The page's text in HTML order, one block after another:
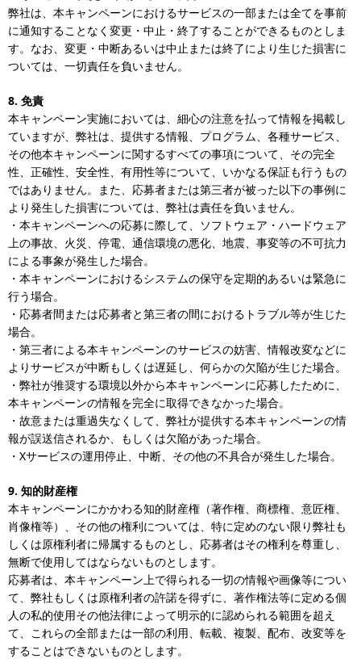
弊社は、本キャンペーンにおけるサービスの一部または全てを事前
に通知することなく変更・中止・終了することができるものとしま
す。なお、変更・中断あるいは中止または終了により生じた損害に
ついては、一切責任を負いません。
8. 免責
本キャンペーン実施においては、細心の注意を払って情報を掲載し
ていますが、弊社は、提供する情報、プログラム、各種サービス、
その他本キャンペーンに関するすべての事項について、その完全
性、正確性、安全性、有用性等について、いかなる保証も行うもの
ではありません。また、応募者または第三者が被った以下の事例に
より発生した損害については、弊社は責任を負いません。
・本キャンペーンへの応募に際して、ソフトウェア・ハードウェア
上の事故、火災、停電、通信環境の悪化、地震、事変等の不可抗力
による事象が発生した場合。
・本キャンペーンにおけるシステムの保守を定期的あるいは緊急に
行う場合。
・応募者間または応募者と第三者の間におけるトラブル等が生じた
場合。
・第三者による本キャンペーンのサービスの妨害、情報改変などに
よりサービスが中断もしくは遅延し、何らかの欠陥が生じた場合。
・弊社が推奨する環境以外から本キャンペーンに応募したために、
本キャンペーンの情報を完全に取得できなかった場合。
・故意または重過失なくして、弊社が提供する本キャンペーンの情
報が誤送信されるか、もしくは欠陥があった場合。
・Xサービスの運用停止、中断、その他の不具合が発生した場合。
9. 知的財産権
本キャンペーンにかかわる知的財産権（著作権、商標権、意匠権、
肖像権等）、その他の権利については、特に定めのない限り弊社も
しくは原権利者に帰属するものとし、応募者はその権利を尊重し、
無断で使用してはならないものとします。
応募者は、本キャンペーン上で得られる一切の情報や画像等につい
て、弊社もしくは原権利者の許諾を得ずに、著作権法等に定める個
人の私的使用その他法律によって明示的に認められる範囲を超え
て、これらの全部または一部の利用、転載、複製、配布、改変等を
することはできないものとします。